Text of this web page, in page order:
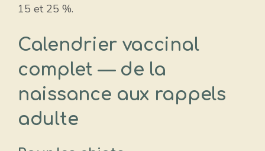
15 et 25 %.
Calendrier vaccinal
complet — de la
naissance aux rappels
adulte